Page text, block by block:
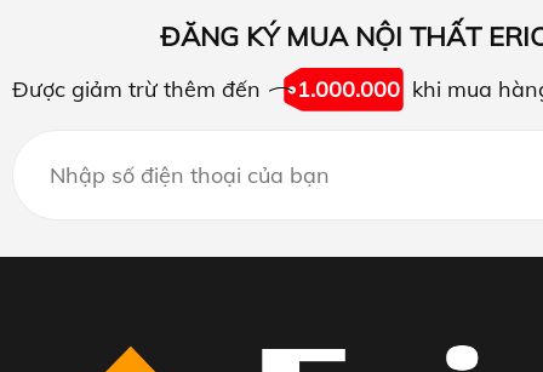
ĐĂNG KÝ MUA NỘI THẤT
Được giảm trừ thêm đến 1.000.000 khi mua